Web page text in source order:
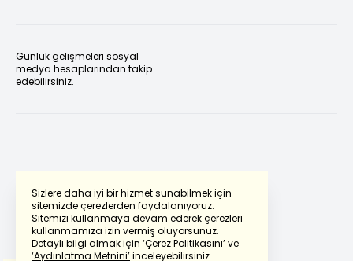
Sizlere daha iyi bir hizmet sunabilmek için
sitemizde çerezlerden faydalanıyoruz.
Sitemizi kullanmaya devam ederek çerezleri
kullanmamıza izin vermiş oluyorsunuz.
Detaylı bilgi almak için ‘Çerez Politikasını’ve
‘Aydınlatma Metnini’inceleyebilirsiniz.
Günlük gelişmeleri sosyal
medya hesaplarından takip
edebilirsiniz.
Powered by Translate